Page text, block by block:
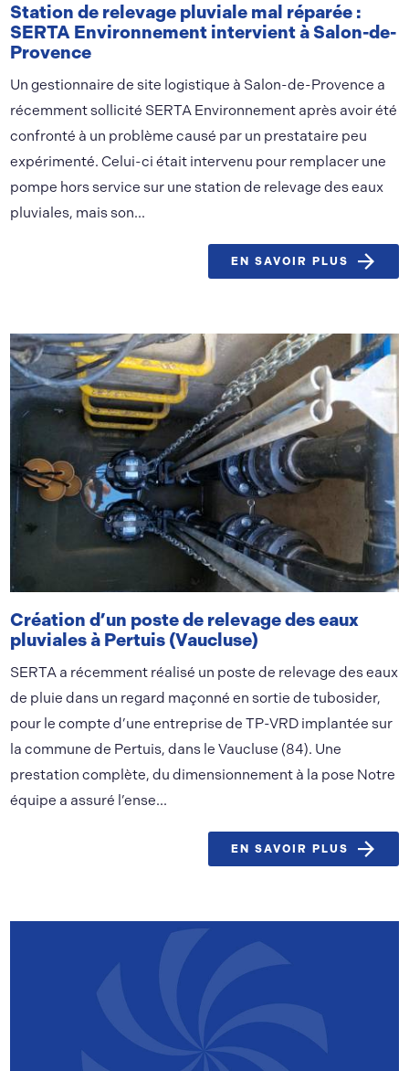
Station de relevage pluviale mal réparée :
SERTA Environnement intervient à Salon-de-
Provence
Un gestionnaire de site logistique à Salon-de-Provence a
récemment sollicité SERTA Environnement après avoir été
confronté à un problème causé par un prestataire peu
expérimenté. Celui-ci était intervenu pour remplacer une
pompe hors service sur une station de relevage des eaux
pluviales, mais son...
EN SAVOIR PLUS
Création d’un poste de relevage des eaux
pluviales à Pertuis (Vaucluse)
SERTA a récemment réalisé un poste de relevage des eaux
de pluie dans un regard maçonné en sortie de tubosider,
pour le compte d’une entreprise de TP-VRD implantée sur
la commune de Pertuis, dans le Vaucluse (84). Une
prestation complète, du dimensionnement à la pose Notre
équipe a assuré l’ense...
EN SAVOIR PLUS